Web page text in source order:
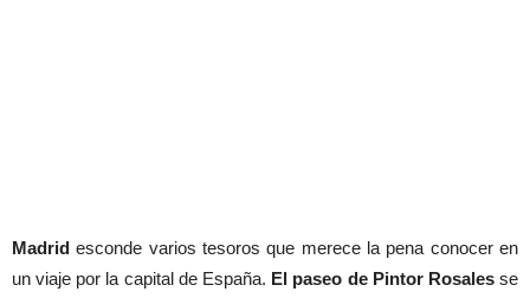
Madrid esconde varios tesoros que merece la pena conocer en
un viaje por la capital de España. El paseo de Pintor Rosalesse